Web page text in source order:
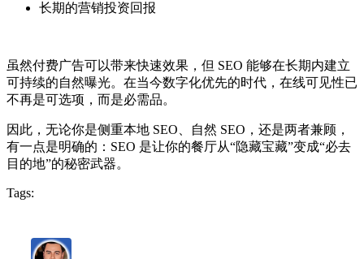
长期的营销投资回报
虽然付费广告可以带来快速效果，但 SEO 能够在长期内建立
可持续的自然曝光。在当今数字化优先的时代，在线可见性已
不再是可选项，而是必需品。
因此，无论你是侧重本地 SEO、自然 SEO，还是两者兼顾，
有一点是明确的：SEO 是让你的餐厅从“隐藏宝藏”变成“必去
目的地”的秘密武器。
Tags: